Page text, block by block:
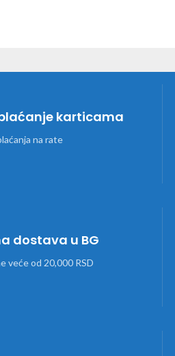
karticama
na rate
dostava u BG
veće od 20,000 RSD